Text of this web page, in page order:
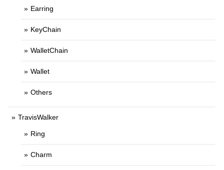
Earring
KeyChain
WalletChain
Wallet
Others
TravisWalker
Ring
Charm